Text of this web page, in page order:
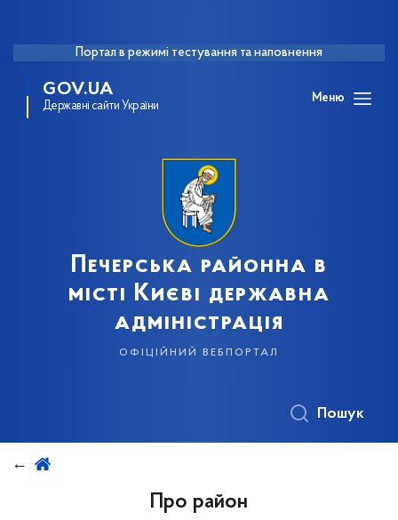
Портал в режимі тестування та наповнення
GOV.UA
Державні сайти України
Меню
Печерська районна в
місті Києві державна
адміністрація
офіційний вебпортал
Пошук
Про район